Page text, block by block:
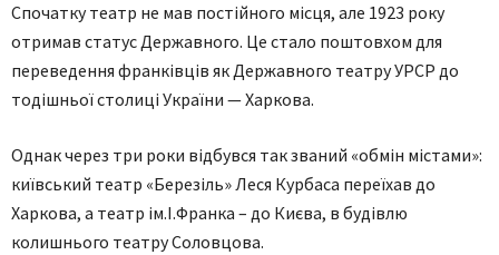
Спочатку театр не мав постійного місця, але 1923 року
отримав статус Державного. Це стало поштовхом для
переведення франківців як Державного театру УРСР до
тодішньої столиці України — Харкова.
Однак через три роки відбувся так званий «обмін містами»:
київський театр «Березіль» Леся Курбаса переїхав до
Харкова, а театр ім.І.Франка – до Києва, в будівлю
колишнього театру Соловцова.